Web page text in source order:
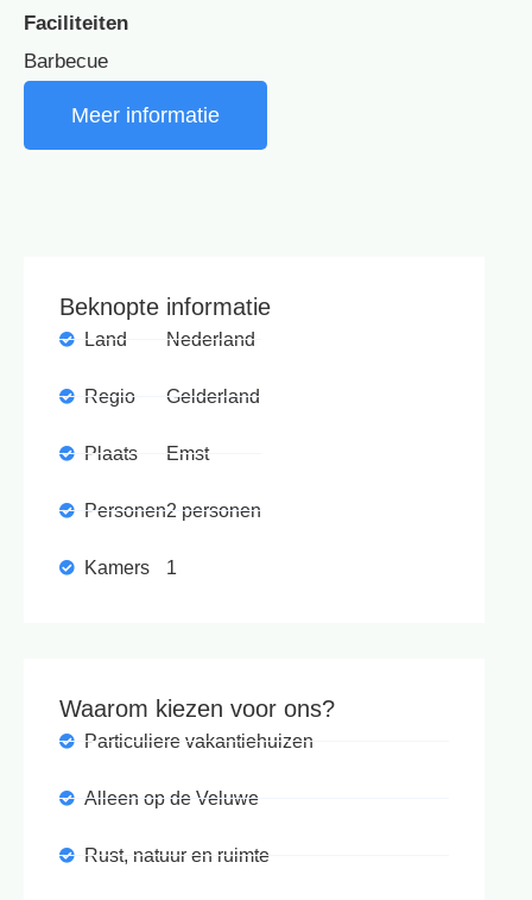
Faciliteiten
Barbecue
Meer informatie
Beknopte informatie
Land
Regio
Plaats
Personen
Kamers
Nederland
Gelderland
Emst
2 personen
1
Waarom kiezen voor ons?
Particuliere vakantiehuizen
Alleen op de Veluwe
Rust, natuur en ruimte